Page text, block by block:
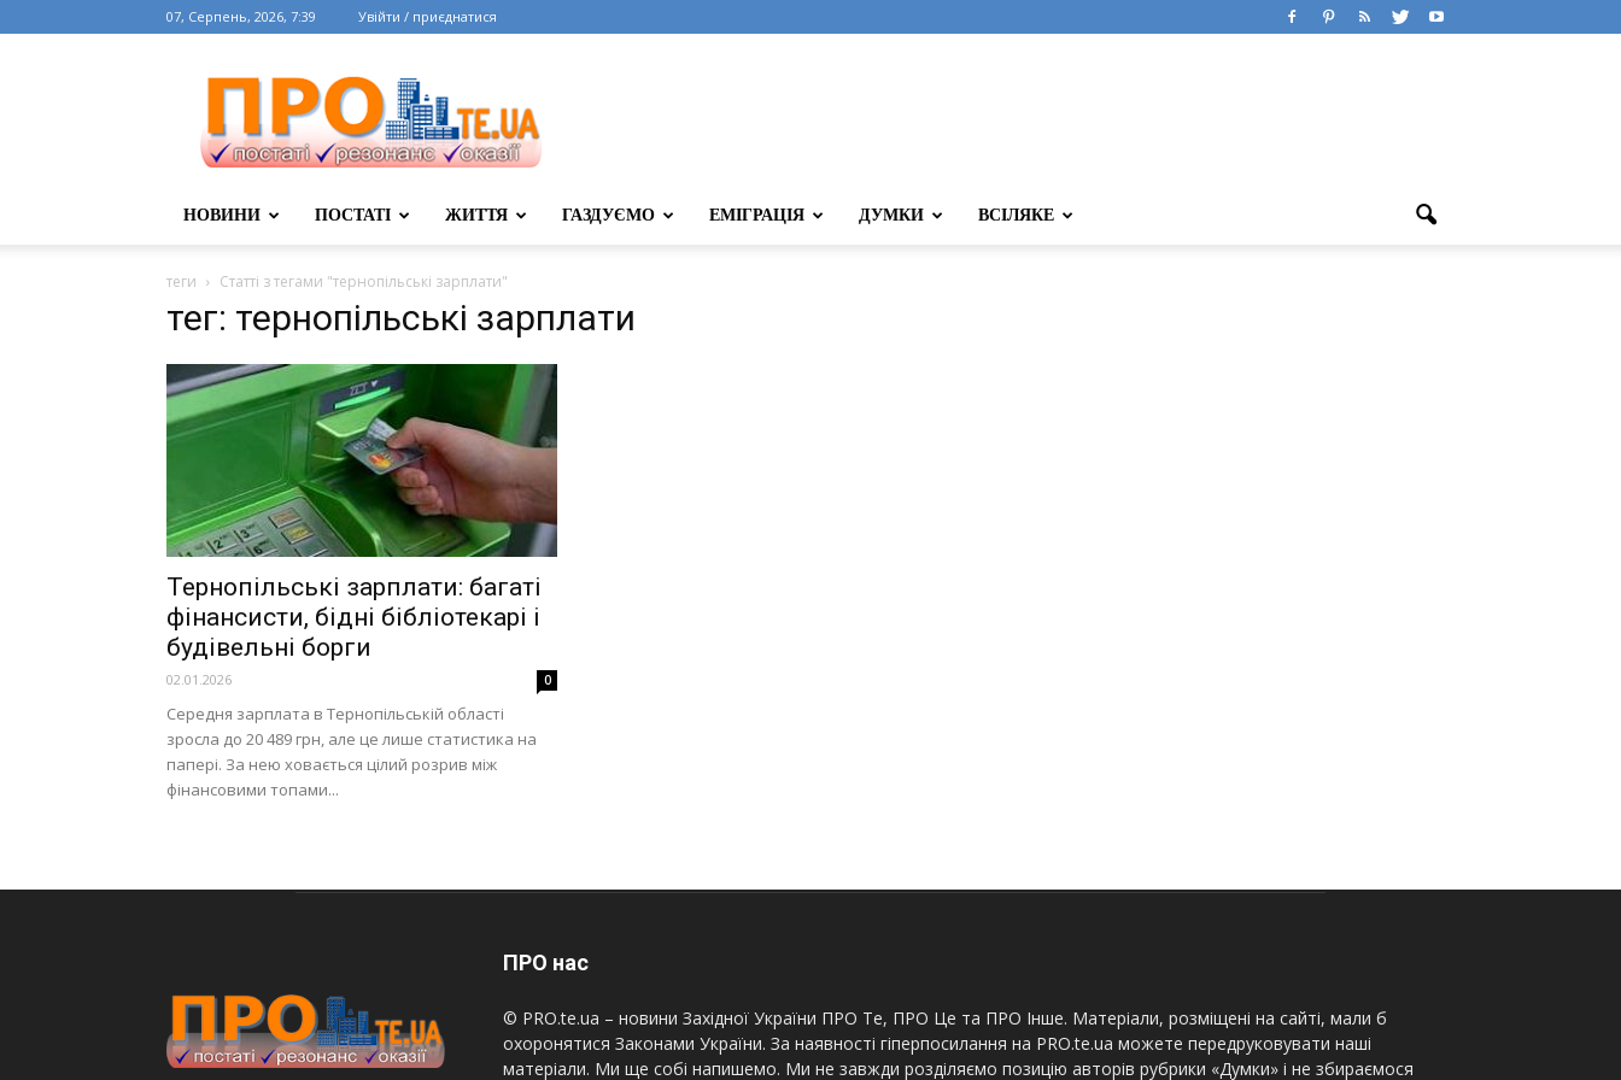
07, Серпень, 2026, 7:39 Увійти / приєднатися
НОВИНИ ПОСТАТІ ЖИТТЯ ГАЗДУЄМО ЕМІГРАЦІЯ ДУМКИ ВСІЛЯКЕ
теги Статті з тегами "тернопільські зарплати"
тег: тернопільські зарплати
Тернопільські зарплати: багаті
фінансисти, бідні бібліотекарі і
будівельні борги
02.01.2026 0
Середня зарплата в Тернопільській області
зросла до 20 489 грн, але це лише статистика на
папері. За нею ховається цілий розрив між
фінансовими топами...
ПРО нас
© PRO.te.ua – новини Західної України ПРО Те, ПРО Це та ПРО Інше. Матеріали, розміщені на сайті, мали б
охоронятися Законами України. За наявності гіперпосилання на PRO.te.ua можете передруковувати наші
матеріали. Ми ще собі напишемо. Ми не завжди розділяємо позицію авторів рубрики «Думки» і не збираємося